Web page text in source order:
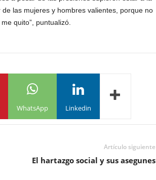
las mujeres y hombres valientes, porque no
quito”, puntualizó.
WhatsApp Linkedin
Artículo siguiente
El hartazgo social y sus asegunes